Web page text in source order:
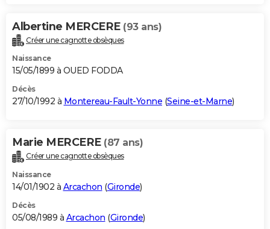
Albertine MERCERE (93 ans)
Créer une cagnotte obsèques
Naissance
15/05/1899 à OUED FODDA
Décès
27/10/1992 à Montereau-Fault-Yonne (Seine-et-Marne)
Marie MERCERE (87 ans)
Créer une cagnotte obsèques
Naissance
14/01/1902 à Arcachon (Gironde)
Décès
05/08/1989 à Arcachon (Gironde)